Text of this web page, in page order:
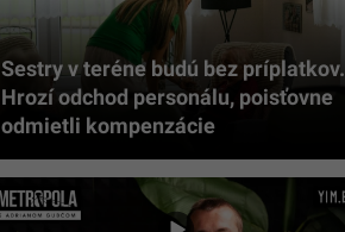
Sestry v teréne budú bez príplatkov.
Hrozí odchod personálu, poisťovne
odmietli kompenzácie